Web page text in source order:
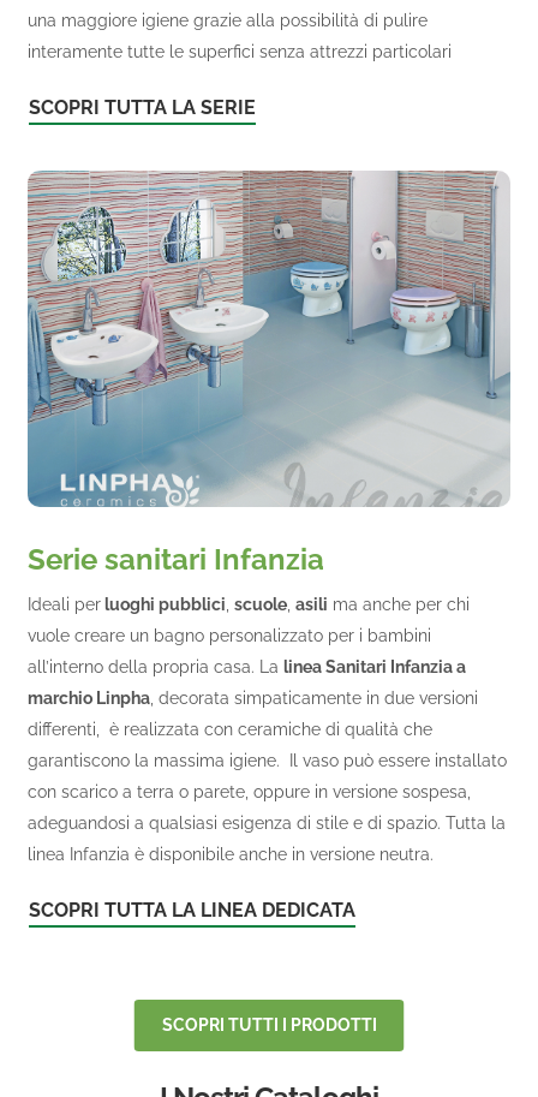
una maggiore igiene grazie alla possibilità di pulire
interamente tutte le superfici senza attrezzi particolari
SCOPRI TUTTA LA SERIE
Serie sanitari Infanzia
Ideali per luoghi pubblici scuole asili ma anche per chi
vuole creare un bagno personalizzato per i bambini
all’interno della propria casa. La linea Sanitari Infanzia a
marchio Linpha , decorata simpaticamente in due versioni
differenti, è realizzata con ceramiche di qualità che
garantiscono la massima igiene. Il vaso può essere installato
con scarico a terra o parete, oppure in versione sospesa,
adeguandosi a qualsiasi esigenza di stile e di spazio. Tutta la
linea Infanzia è disponibile anche in versione neutra.
SCOPRI TUTTA LA LINEA DEDICATA
SCOPRI TUTTI I PRODOTTI